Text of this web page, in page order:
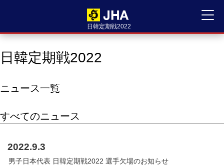
日韓定期戦2022
日韓定期戦2022
ニュース一覧
すべてのニュース
2022.9.3
男子日本代表 日韓定期戦2022 選手欠場のお知らせ